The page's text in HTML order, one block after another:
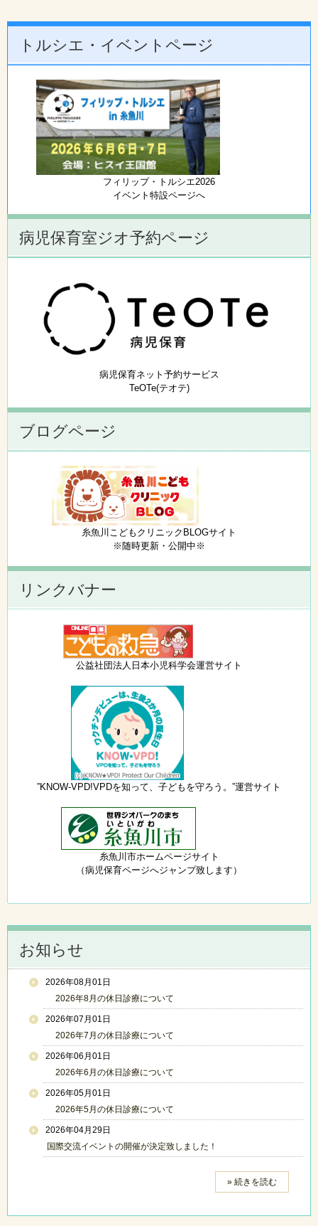
トルシエ・イベントページ
フィリップ・トルシエ2026
イベント特設ページへ
病児保育室ジオ予約ページ
病児保育ネット予約サービス
TeOTe(テオテ)
ブログページ
糸魚川こどもクリニックBLOGサイト
※随時更新・公開中※
リンクバナー
公益社団法人日本小児科学会運営サイト
”KNOW-VPD!VPDを知って、子どもを守ろう。”運営サイト
糸魚川市ホームページサイト
（病児保育ページへジャンプ致します）
お知らせ
2026年08月01日
2026年8月の休日診療について
2026年07月01日
2026年7月の休日診療について
2026年06月01日
2026年6月の休日診療について
2026年05月01日
2026年5月の休日診療について
2026年04月29日
国際交流イベントの開催が決定致しました！
» 続きを読む